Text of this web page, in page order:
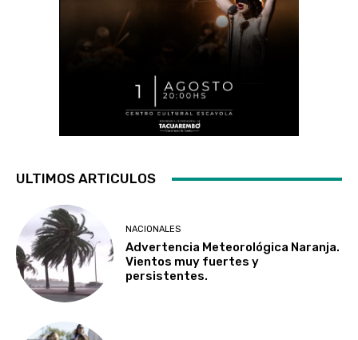
ULTIMOS ARTICULOS
NACIONALES
Advertencia Meteorológica Naranja.
Vientos muy fuertes y
persistentes.